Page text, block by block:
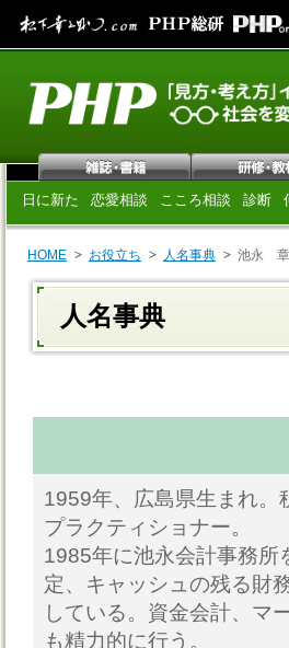
日に新た 恋愛相談 こころ相談 診断
HOME お役立ち 人名事典 池永 章
人名事典
1959年、広島県生まれ。
プラクティショナー。
1985年に池永会計事務所
定、キャッシュの残る財
している。資金会計、マ
も精力的に行う。